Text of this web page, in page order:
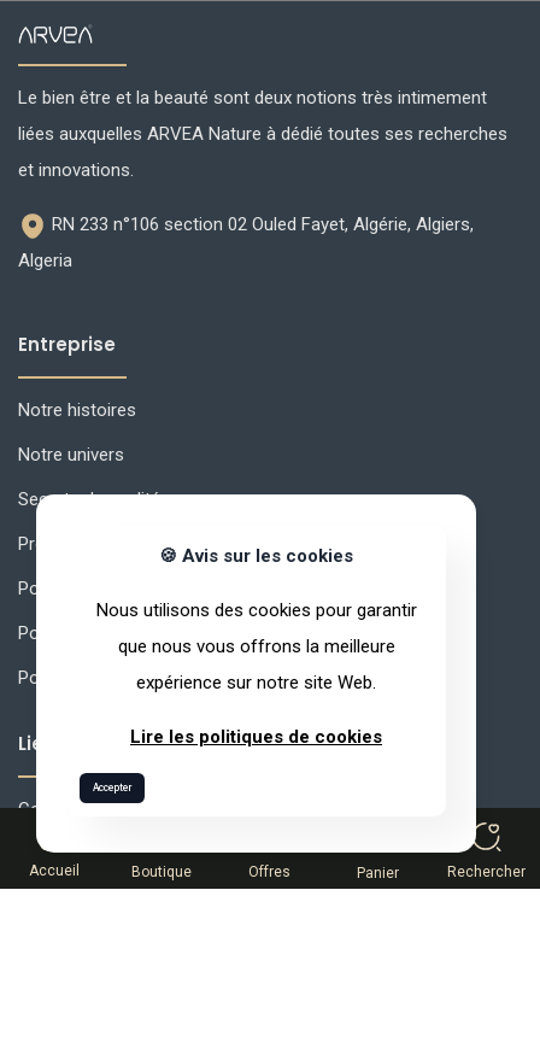
Le bien être et la beauté sont deux notions très intimement
liées auxquelles ARVEA Nature à dédié toutes ses recherches
et innovations.
RN 233 n°106 section 02 Ouled Fayet, Algérie, Algiers,
Algeria
Entreprise
Notre histoires
Notre univers
Secrets de qualité
Produits
Pourquoi ARVEA Nature ?
Politique de confidentialité
Politique de qualité
Liens Utiles
Comment rejoindre ARVEA
MLM Comment Réussir?
🍪 Avis sur les cookies
Nous utilisons des cookies pour garantir
que nous vous offrons la meilleure
expérience sur notre site Web.
Lire les politiques de cookies
Accepter
Accueil Boutique Offres Panier Rechercher